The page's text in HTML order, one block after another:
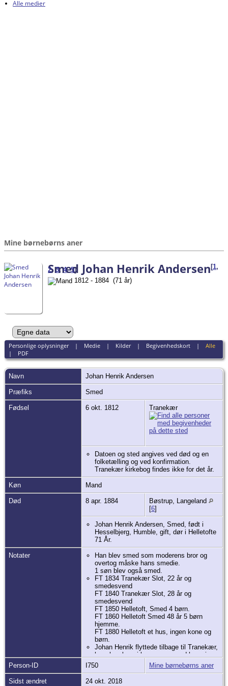
Alle medier
Mine børnebørns aner
Smed Johan Henrik Andersen [1,
2, 3,4,5]
1812 - 1884 (71 år)
Personlige oplysninger| Medie| Kilder| Begivenhedskort| Alle
| PDF
Navn Johan Henrik Andersen
Præfiks Smed
Fødsel 6 okt. 1812 Tranekær
Datoen og sted angives ved død og en
folketælling og ved konfirmation.
Tranekær kirkebog findes ikke for det år.
Køn Mand
Død 8 apr. 1884
Bøstrup, Langeland
[6]
Johan Henrik Andersen, Smed, født i
Hesselbjerg, Humble, gift, dør i Helletofte
71 År.
Notater
Han blev smed som moderens bror og
overtog måske hans smedie.
1 søn blev også smed.
FT 1834 Tranekær Slot, 22 år og
smedesvend
FT 1840 Tranekær Slot, 28 år og
smedesvend
FT 1850 Helletoft, Smed 4 børn.
FT 1860 Helletoft Smed 48 år 5 børn
hjemme.
FT 1880 Helletoft et hus, ingen kone og
børn.
Johan Henrik flyttede tilbage til Tranekær,
hvor han kom i lære som smed hos sin
onkel. Senere var han smed på Tranekær
slot og byggede senere smedjen i
Helletofte.
Person-ID I750 Mine børnebørns aner
Sidst ændret 24 okt. 2018